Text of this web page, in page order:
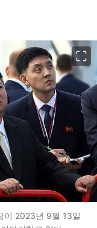
이 2023년 9월 13일